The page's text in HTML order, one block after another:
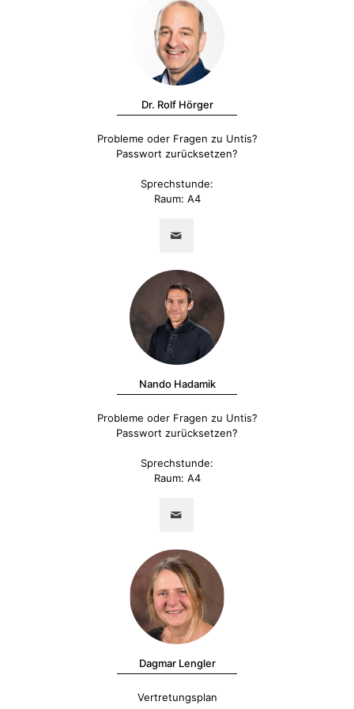
Dr. Rolf Hörger
Probleme oder Fragen zu Untis?
Passwort zurücksetzen?
Sprechstunde:
Raum: A4
Nando Hadamik
Probleme oder Fragen zu Untis?
Passwort zurücksetzen?
Sprechstunde:
Raum: A4
Dagmar Lengler
Vertretungsplan